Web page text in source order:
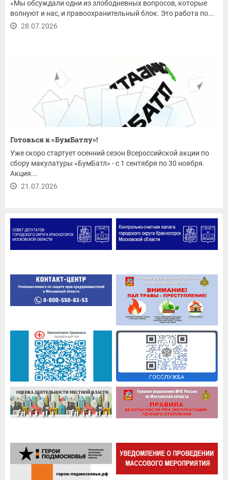
«Мы обсуждали одни из злободневных вопросов, которые
волнуют и нас, и правоохранительный блок. Это работа по...
28.07.2026
Готовься к «БумБатлу»!
Уже скоро стартует осенний сезон Всероссийской акции по
сбору макулатуры «БумБатл» - с 1 сентября по 30 ноября.
Акция...
21.07.2026